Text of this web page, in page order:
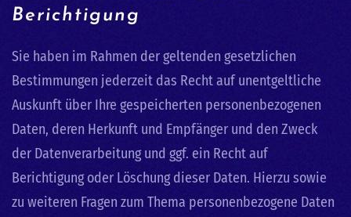
Berichtigung
Sie haben im Rahmen der geltenden gesetzlichen
Bestimmungen jederzeit das Recht auf unentgeltliche
Auskunft über Ihre gespeicherten personenbezogenen
Daten, deren Herkunft und Empfänger und den Zweck
der Datenverarbeitung und ggf. ein Recht auf
Berichtigung oder Löschung dieser Daten. Hierzu sowie
zu weiteren Fragen zum Thema personenbezogene Daten